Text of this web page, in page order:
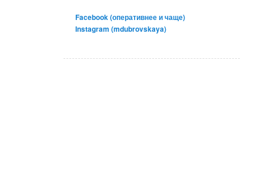
Facebook (оперативнее и чаще)
Instagram (mdubrovskaya)